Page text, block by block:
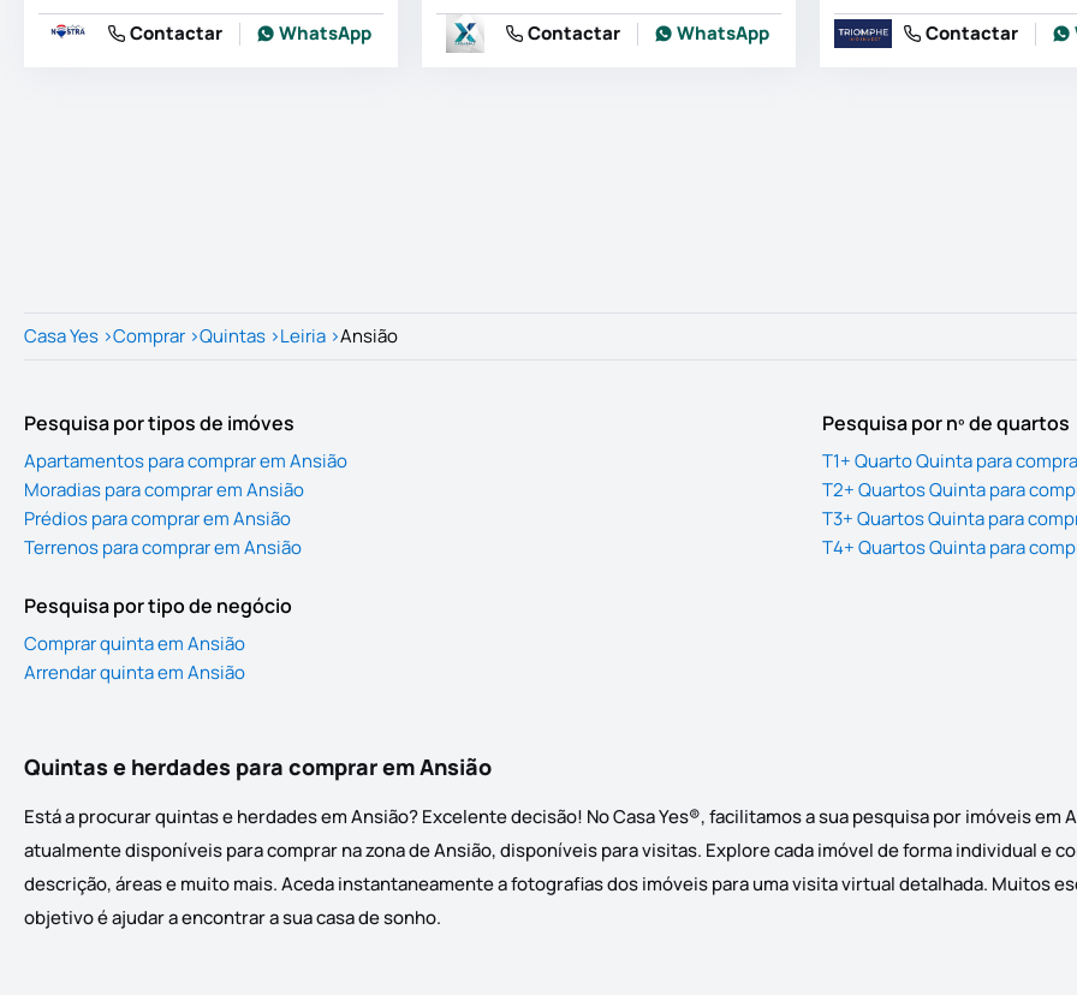
Contactar
WhatsApp
Contactar
WhatsApp
Contactar
Casa Yes >Comprar >Quintas >Leiria >Ansião
Pesquisa por tipos de imóves
Apartamentos para comprar em Ansião
Moradias para comprar em Ansião
Prédios para comprar em Ansião
Terrenos para comprar em Ansião
Pesquisa por nº de quartos
T1+ Quarto Quinta para
T2+ Quartos Quinta para
T3+ Quartos Quinta para
T4+ Quartos Quinta para
Pesquisa por tipo de negócio
Comprar quinta em Ansião
Arrendar quinta em Ansião
Quintas e herdades para comprar em Ansião
Está a procurar quintas e herdades em Ansião? Excelente decisão! No Casa Yes®, facilitamos a sua pesquisa por imóveis
atualmente disponíveis para comprar na zona de Ansião, disponíveis para visitas. Explore cada imóvel de forma individual e
descrição, áreas e muito mais. Aceda instantaneamente a fotografias dos imóveis para uma visita virtual detalhada. Muitos
objetivo é ajudar a encontrar a sua casa de sonho.